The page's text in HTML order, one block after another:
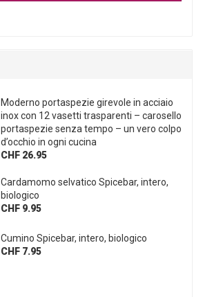
Moderno portaspezie girevole in acciaio
inox con 12 vasetti trasparenti – carosello
portaspezie senza tempo – un vero colpo
d’occhio in ogni cucina
CHF 26.95
Cardamomo selvatico Spicebar, intero,
biologico
CHF 9.95
Cumino Spicebar, intero, biologico
CHF 7.95